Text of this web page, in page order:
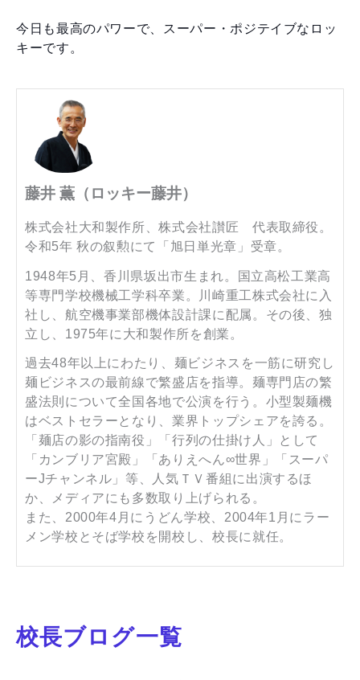
今日も最高のパワーで、スーパー・ポジテイブなロッ
キーです。
藤井 薫（ロッキー藤井）
株式会社大和製作所、株式会社讃匠 代表取締役。
令和5年 秋の叙勲にて「旭日単光章」受章。
1948年5月、香川県坂出市生まれ。国立高松工業高
等専門学校機械工学科卒業。川崎重工株式会社に入
社し、航空機事業部機体設計課に配属。その後、独
立し、1975年に大和製作所を創業。
過去48年以上にわたり、麺ビジネスを一筋に研究し
麺ビジネスの最前線で繁盛店を指導。麺専門店の繁
盛法則について全国各地で公演を行う。小型製麺機
はベストセラーとなり、業界トップシェアを誇る。
「麺店の影の指南役」「行列の仕掛け人」として
「カンブリア宮殿」「ありえへん∞世界」「スーパ
ーJチャンネル」等、人気ＴＶ番組に出演するほ
か、メディアにも多数取り上げられる。
また、2000年4月にうどん学校、2004年1月にラー
メン学校とそば学校を開校し、校長に就任。
校長ブログ一覧